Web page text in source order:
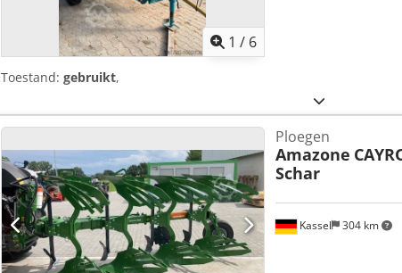
1 / 6
Toestand: gebruikt,
Kassel 304 km
Ploegen
Amazone
Schar